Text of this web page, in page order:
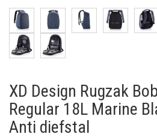
XD Design Rugzak
Regular 18L Marine
Anti diefstal